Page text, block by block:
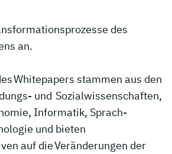
des
an.
Whitepapers stammen aus den
und Sozialwissenschaften,
Informatik, Sprach-
und bieten
auf die Veränderungen der